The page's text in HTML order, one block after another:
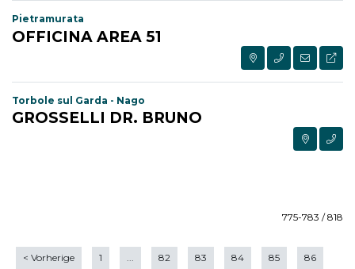
Pietramurata
OFFICINA AREA 51
Torbole sul Garda - Nago
GROSSELLI DR. BRUNO
775-783 / 818
< Vorherige 1 82 83 84 85 86